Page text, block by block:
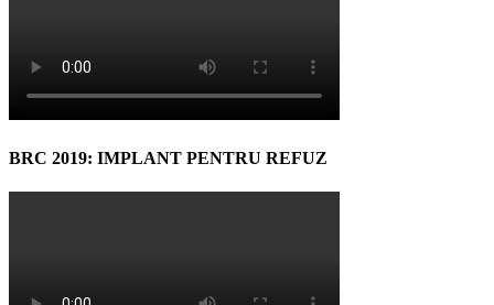
BRC 2019: IMPLANT PENTRU REFUZ